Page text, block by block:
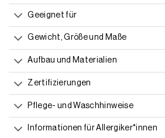
Geeignet für
Gewicht, Größe und Maße
Aufbau und Materialien
Zertifizierungen
Pflege- und Waschhinweise
Informationen für Allergiker*innen